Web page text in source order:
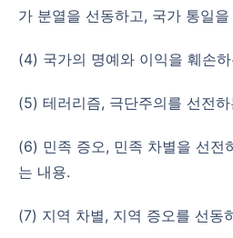
가 분열을 선동하고, 국가 통일
(4) 국가의 명예와 이익을 훼손
(5) 테러리즘, 극단주의를 선전
(6) 민족 증오, 민족 차별을 선전하고, 민족 단결을 파괴하
는 내용.
(7) 지역 차별, 지역 증오를 선동